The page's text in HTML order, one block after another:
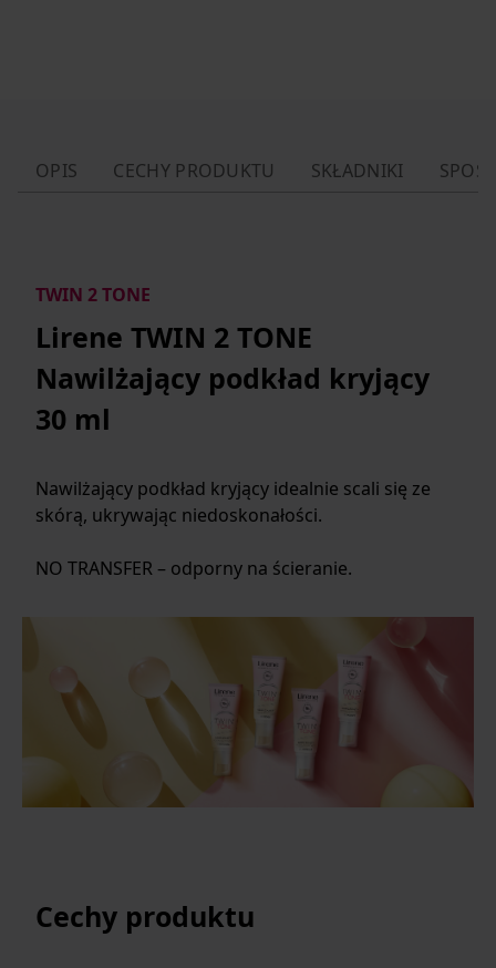
OPIS CECHY PRODUKTU SKŁADNIKI
TWIN 2 TONE
Lirene TWIN 2 TONE
Nawilżający podkład kryjący
30 ml
Nawilżający podkład kryjący idealnie scali się ze
skórą, ukrywając niedoskonałości.
NO TRANSFER – odporny na ścieranie.
Cechy produktu